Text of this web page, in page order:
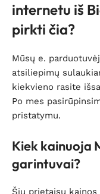
internetu iš
pirkti čia?
Mūsų e.
atsiliepimų
kiekvieno rasite
Po mes
pristatymu.
Kiek kainuoja
garintuvai?
Šių prietaisų